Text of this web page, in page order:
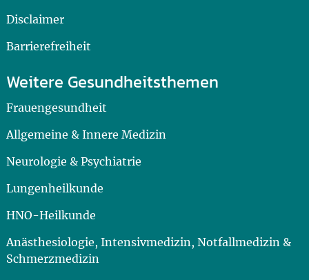
Disclaimer
Barrierefreiheit
Weitere Gesundheitsthemen
Frauengesundheit
Allgemeine & Innere Medizin
Neurologie & Psychiatrie
Lungenheilkunde
HNO-Heilkunde
Anästhesiologie, Intensivmedizin, Notfallmedizin &
Schmerzmedizin